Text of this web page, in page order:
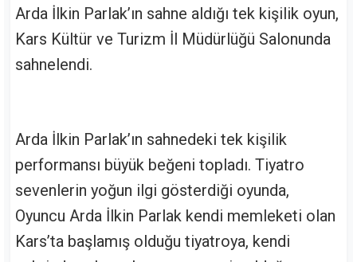
Arda İlkin Parlak’ın sahne aldığı tek kişilik oyun,
Kars Kültür ve Turizm İl Müdürlüğü Salonunda
sahnelendi.
Arda İlkin Parlak’ın sahnedeki tek kişilik
performansı büyük beğeni topladı. Tiyatro
sevenlerin yoğun ilgi gösterdiği oyunda,
Oyuncu Arda İlkin Parlak kendi memleketi olan
Kars’ta başlamış olduğu tiyatroya, kendi